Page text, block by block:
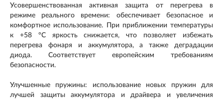
Усовершенствованная активная защита от перегрева в
режиме реального времени: обеспечивает безопасное и
комфортное использование. При приближении температуры
к +58 °C яркость снижается, что позволяет избежать
перегрева фонаря и аккумулятора, а также деградации
диода. Соответствует европейским требованиям
безопасности.
Улучшенные пружины: использование новых пружин для
лучшей защиты аккумулятора и драйвера и увеличения